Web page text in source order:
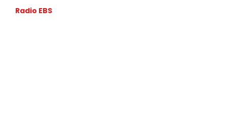
Radio EBS